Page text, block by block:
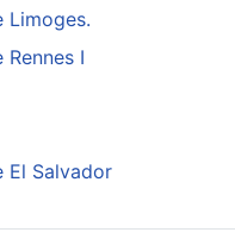
Limoges.
I
El Salvador